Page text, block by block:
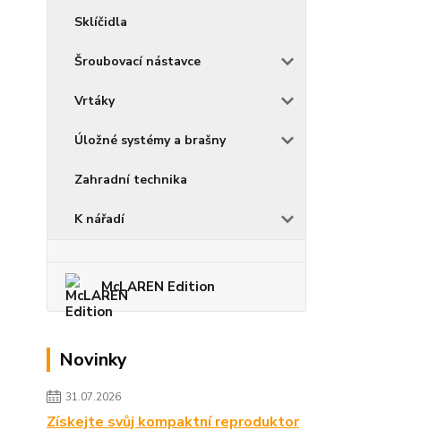
Sklíčidla
Šroubovací nástavce
Vrtáky
Úložné systémy a brašny
Zahradní technika
K nářadí
McLAREN Edition
Novinky
31.07.2026
Získejte svůj kompaktní reproduktor